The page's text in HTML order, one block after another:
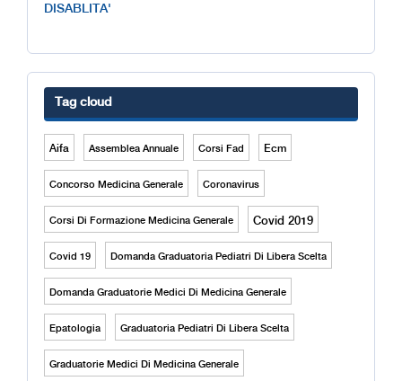
DISABLITA'
Tag cloud
Aifa Assemblea Annuale Corsi Fad Ecm
Concorso Medicina Generale Coronavirus
Corsi Di Formazione Medicina Generale Covid 2019
Covid 19 Domanda Graduatoria Pediatri Di Libera Scelta
Domanda Graduatorie Medici Di Medicina Generale
Epatologia Graduatoria Pediatri Di Libera Scelta
Graduatorie Medici Di Medicina Generale